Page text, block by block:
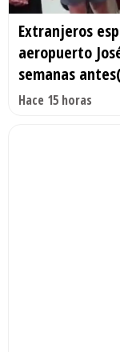
Extranjeros
aeropuerto
semanas
Hace 15 horas